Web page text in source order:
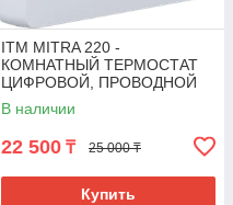
ITM MITRA 220 -
КОМНАТНЫЙ ТЕРМОСТАТ
ЦИФРОВОЙ, ПРОВОДНОЙ
В наличии
22 500 ₸ 25 000 ₸
Купить